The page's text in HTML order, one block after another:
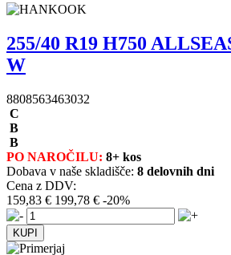
255/40 R19 H750
W
8808563463032
C
B
B
PO NAROČILU: 8+ kos
Dobava v naše skladišče: 8 delovnih dni
Cena z DDV:
159,83 € 199,78 € -20%